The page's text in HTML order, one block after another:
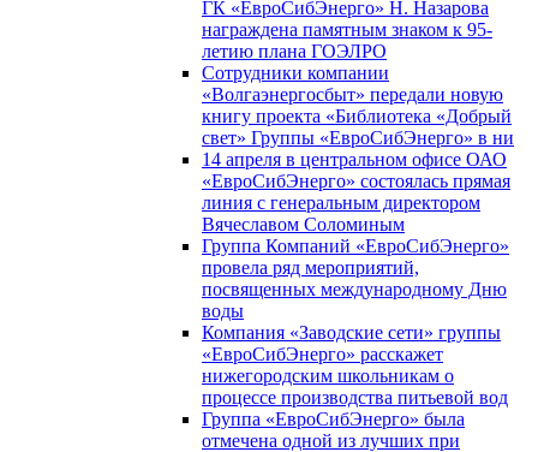
ГК «ЕвроСибЭнерго» Н. Назарова
награждена памятным знаком к 95-
летию плана ГОЭЛРО
Сотрудники компании
«Волгаэнергосбыт» передали новую
книгу проекта «Библиотека «Добрый
свет» Группы «ЕвроСибЭнерго» в ни
14 апреля в центральном офисе ОАО
«ЕвроСибЭнерго» состоялась прямая
линия с генеральным директором
Вячеславом Соломиным
Группа Компаний «ЕвроСибЭнерго»
провела ряд мероприятий,
посвященных международному Дню
воды
Компания «Заводские сети» группы
«ЕвроСибЭнерго» расскажет
нижегородским школьникам о
процессе производства питьевой вод
Группа «ЕвроСибЭнерго» была
отмечена одной из лучших при